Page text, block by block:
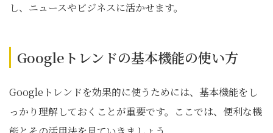
し、ニュースやビジネスに活かせます。
Googleトレンドの基本機能の使い方
Googleトレンドを効果的に使うためには、基本機能をし
っかり理解しておくことが重要です。ここでは、便利な機